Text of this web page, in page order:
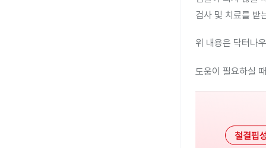
검사 및 치료를 받
위 내용은 닥터나
도움이 필요하실